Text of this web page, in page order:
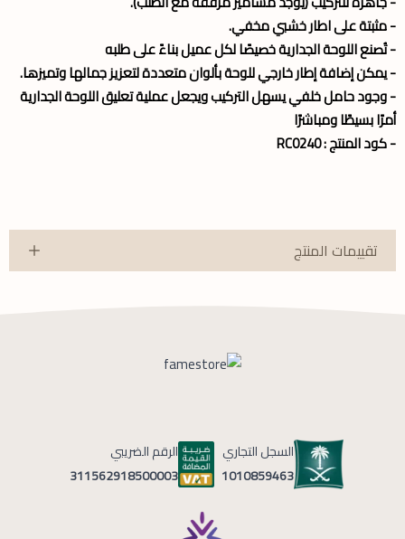
- مثبتة على اطار خشبي مخفي.
- تُصنع اللوحة الجدارية خصيصًا لكل عميل بناءً على طلبه
- يمكن إضافة إطار خارجي للوحة بألوان متعددة لتعزيز جمالها وتميزها.
- وجود حامل خلفي يسهل التركيب ويجعل عملية تعليق اللوحة الجدارية
أمرًا بسيطًا ومباشرًا
- كود المنتج : RC0240
تقييمات المنتج
السجل التجاري
1010859463
الرقم الضريبي
311562918500003